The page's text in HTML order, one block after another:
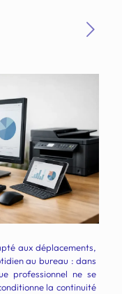
aux déplacements,
au bureau : dans
professionnel ne se
la continuité